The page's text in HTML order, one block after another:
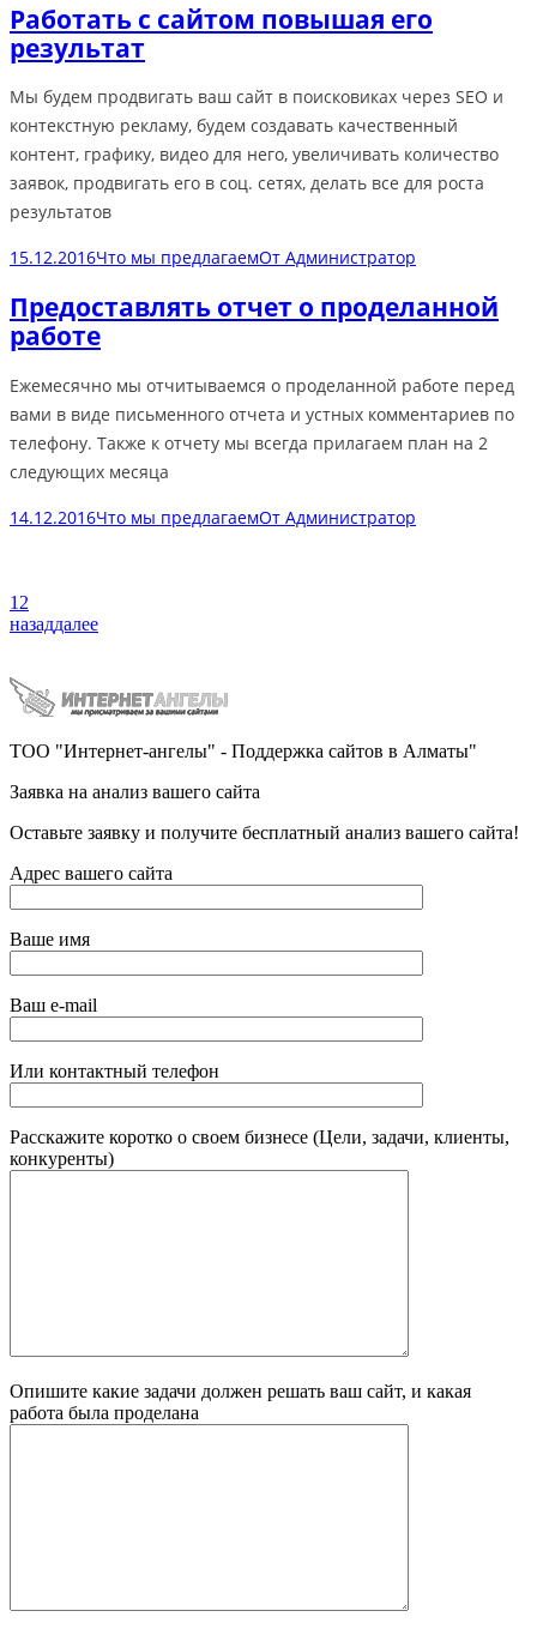
Работать с сайтом повышая его
результат
Мы будем продвигать ваш сайт в поисковиках через SEO и
контекстную рекламу, будем создавать качественный
контент, графику, видео для него, увеличивать количество
заявок, продвигать его в соц. сетях, делать все для роста
результатов
15.12.2016Что мы предлагаемОт Администратор
Предоставлять отчет о проделанной
работе
Ежемесячно мы отчитываемся о проделанной работе перед
вами в виде письменного отчета и устных комментариев по
телефону. Также к отчету мы всегда прилагаем план на 2
следующих месяца
14.12.2016Что мы предлагаемОт Администратор
1 2
назаддалее
ТОО "Интернет-ангелы" - Поддержка сайтов в Алматы"
Заявка на анализ вашего сайта
Оставьте заявку и получите бесплатный анализ вашего сайта!
Адрес вашего сайта
Ваше имя
Ваш e-mail
Или контактный телефон
Расскажите коротко о своем бизнесе (Цели, задачи, клиенты,
конкуренты)
Опишите какие задачи должен решать ваш сайт, и какая
работа была проделана